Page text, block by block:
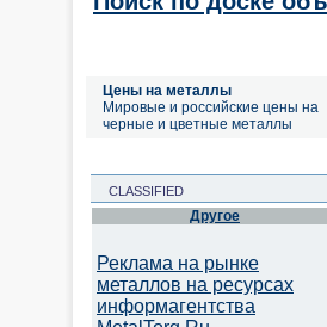
Цены на металлы
Мировые и российские цены на
черные и цветные металлы
CLASSIFIED
Другое
Реклама на рынке
металлов на ресурсах
информагентства